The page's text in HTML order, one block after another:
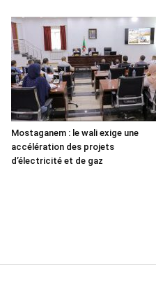
Mostaganem : le wali exige une
accélération des projets
d’électricité et de gaz